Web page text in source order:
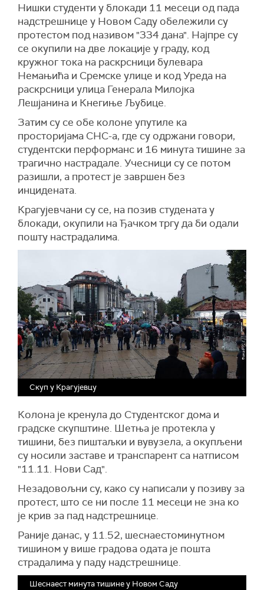
Нишки студенти у блокади 11 месеци од пада
надстрешнице у Новом Саду обележили су
протестом под називом "334 дана". Најпре су
се окупили на две локације у граду, код
кружног тока на раскрсници булевара
Немањића и Сремске улице и код Уреда на
раскрсници улица Генерала Милојка
Лешјанина и Кнегиње Љубице.
Затим су се обе колоне упутиле ка
просторијама СНС-а, где су одржани говори,
студентски перформанс и 16 минута тишине за
трагично настрадале. Учесници су се потом
разишли, а протест је завршен без
инцидената.
Крагујевчани су се, на позив студената у
блокади, окупили на Ђачком тргу да би одали
пошту настрадалима.
Скуп у Крагујевцу
Колона је кренула до Студентског дома и
градске скупштине. Шетња је протекла у
тишини, без пиштаљки и вувузела, а окупљени
су носили заставе и транспарент са натписом
"11.11. Нови Сад".
Незадовољни су, како су написали у позиву за
протест, што се ни после 11 месеци не зна ко
је крив за пад надстрешнице.
Раније данас, у 11.52, шеснаестоминутном
тишином у више градова одата је пошта
страдалима у паду надстрешнице.
Шеснаест минута тишине у Новом Саду